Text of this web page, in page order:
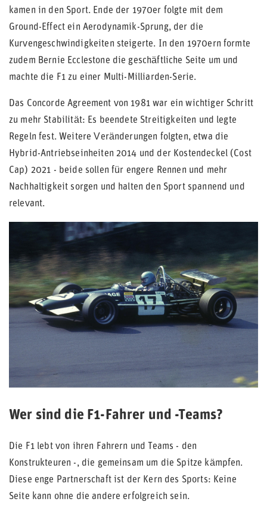
kamen in den Sport. Ende der 1970er folgte mit dem
Ground-Effect ein Aerodynamik-Sprung, der die
Kurvengeschwindigkeiten steigerte. In den 1970ern formte
zudem Bernie Ecclestone die geschäftliche Seite um und
machte die F1 zu einer Multi-Milliarden-Serie.
Das Concorde Agreement von 1981 war ein wichtiger Schritt
zu mehr Stabilität: Es beendete Streitigkeiten und legte
Regeln fest. Weitere Veränderungen folgten, etwa die
Hybrid-Antriebseinheiten 2014 und der Kostendeckel (Cost
Cap) 2021 - beide sollen für engere Rennen und mehr
Nachhaltigkeit sorgen und halten den Sport spannend und
relevant.
Wer sind die F1-Fahrer und -Teams?
Die F1 lebt von ihren Fahrern und Teams - den
Konstrukteuren -, die gemeinsam um die Spitze kämpfen.
Diese enge Partnerschaft ist der Kern des Sports: Keine
Seite kann ohne die andere erfolgreich sein.